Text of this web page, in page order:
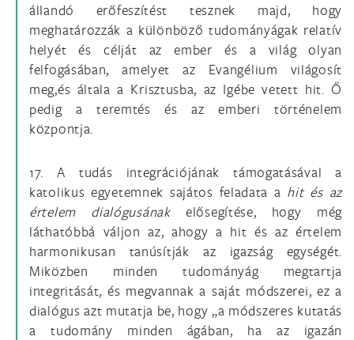
állandó erőfeszítést tesznek majd, hogy
meghatározzák a különböző tudományágak relatív
helyét és célját az ember és a világ olyan
felfogásában, amelyet az Evangélium világosít
meg,és általa a Krisztusba, az Igébe vetett hit. Ő
pedig a teremtés és az emberi történelem
központja.
17. A tudás integrációjának támogatásával a
katolikus egyetemnek sajátos feladata a hit és az
értelem dialógusánakelősegítése, hogy még
láthatóbbá váljon az, ahogy a hit és az értelem
harmonikusan tanúsítják az igazság egységét.
Miközben minden tudományág megtartja
integritását, és megvannak a saját módszerei, ez a
dialógus azt mutatja be, hogy „a módszeres kutatás
a tudomány minden ágában, ha az igazán